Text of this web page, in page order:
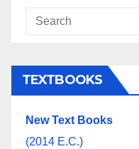
TEXTBOOKS
New Text Books
(2014 E.C.)